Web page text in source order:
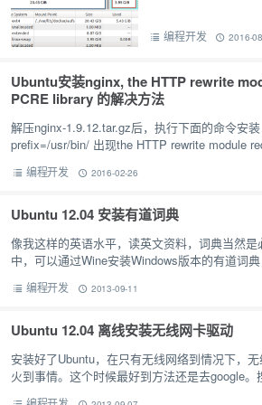
编程开发 2016-
Ubuntu安装nginx, the HTTP rewrite
PCRE library 的解决方法
解压nginx-1.9.12.tar.gz后，执行下面的命令安
prefix=/usr/bin/ 出现the HTTP rewrite module
编程开发 2016-02-26
Ubuntu 12.04 安装有道词典
像我这样的英语水平，读英文资料，词典当然
中，可以通过Wine安装Windows版本的有道词
编程开发 2013-09-11
Ubuntu 12.04 离线安装无线网卡驱动
安装好了Ubuntu，在只有无线网络到情况下，
火到事情。这个时候最好到方法还是去google